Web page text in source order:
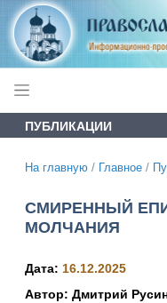
ПУБЛИКАЦИИ
На главную / Главное /
СМИРЕННЫЙ
МОЛЧАНИЯ
Дата: 16.12.2025
Автор: Дмитрий